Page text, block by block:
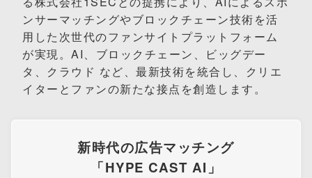
ンサーマッチングやブロックチェーン技術を活
用した次世代のファンサイトプラットフォーム
が実現。AI、ブロックチェーン、ビッグデー
タ、クラウド など、最新技術を統合し、クリエ
イターとファンの新たな接点を創造します。
新時代の広告マッチング
「HYPE CAST AI」